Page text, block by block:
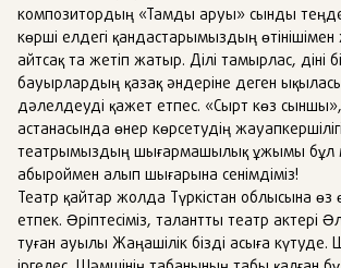
композитордың «Тамды аруы» сынды
көрші елдегі қандастарымыздың
айтсақ та жетіп жатыр. Ділі тамырлас, діні
бауырлардың қазақ әндеріне деген
дәлелдеуді қажет етпес. «Сырт көз
астанасында өнер көрсетудің
театрымыздың шығармашылық ұжымы бұл
абыроймен алып шығарына сенімдіміз!
Театр қайтар жолда Түркістан облысына өз
етпек. Әріптесіміз, талантты театр актері
туған ауылы Жаңашілік бізді асыға күтуде.